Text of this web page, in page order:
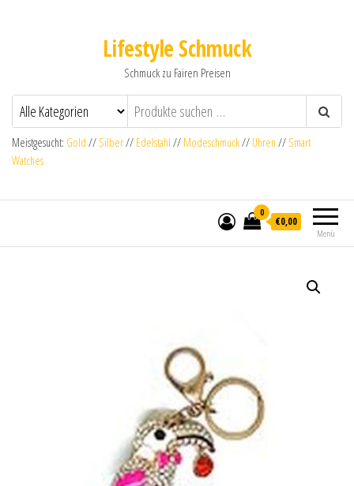
Lifestyle Schmuck
Schmuck zu Fairen Preisen
Meistgesucht: Gold // Silber// Edelstahl // Modeschmuck// Uhren // Smart
Watches
Menü
0
€0,00